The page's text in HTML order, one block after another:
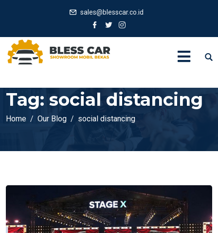
sales@blesscar.co.id
Tag: social distancing
Home Our Blog social distancing